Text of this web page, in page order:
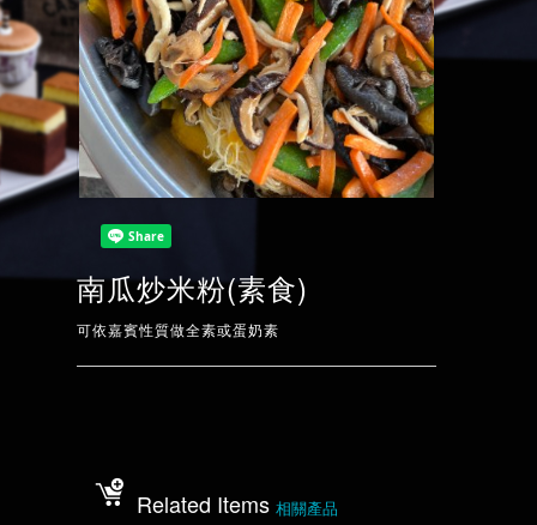
南瓜炒米粉(素食)
可依嘉賓性質做全素或蛋奶素
Related Items 相關產品